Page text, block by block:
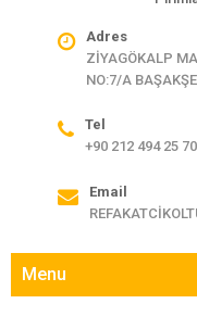
Adres
ZİYAGÖKALP
NO:7/A
Tel
+90 212 494 25
Email
Menu